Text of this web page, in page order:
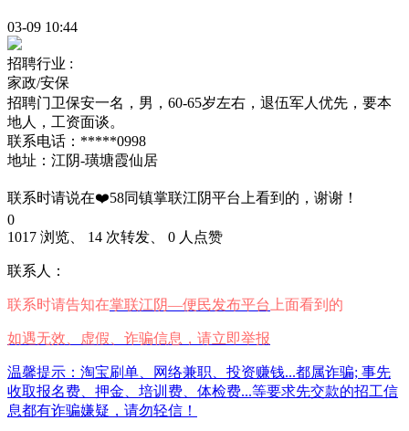
03-09 10:44
招聘行业 :
家政/安保
招聘门卫保安一名，男，60-65岁左右，退伍军人优先，要本
地人，工资面谈。
联系电话：*****0998
地址：江阴-璜塘霞仙居
联系时请说在❤️58同镇掌联江阴平台上看到的，谢谢！
0
1017 浏览、 14 次转发、 0 人点赞
联系人：
联系时请告知在掌联江阴—便民发布平台 上面看到的
如遇无效、虚假、诈骗信息，请立即举报
温馨提示：淘宝刷单、网络兼职、投资赚钱...都属诈骗; 事先
收取报名费、押金、培训费、体检费...等要求先交款的招工信
息都有诈骗嫌疑，请勿轻信！